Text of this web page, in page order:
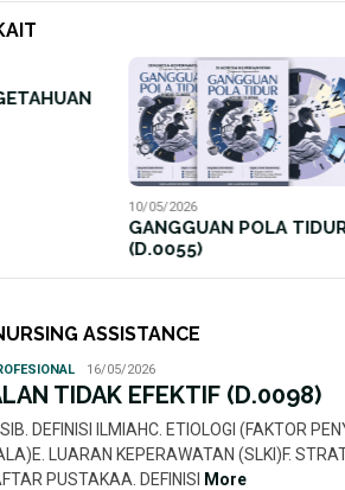
10/05/2026
INTOLERANSI
(D.0056)
ASSISTANCE
Rahmi
Nur
16/05/2026
TIDAK EFEKTIF (D.0098)
DEFINISI ILMIAHC. ETIOLOGI (FAKTOR
LUARAN KEPERAWATAN (SLKI)F.
PUSTAKAA. DEFINISI More